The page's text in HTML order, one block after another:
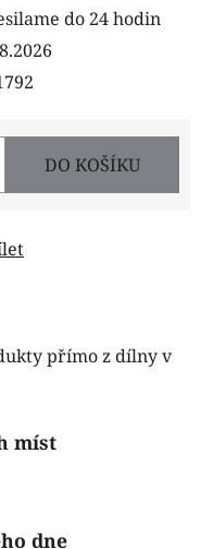
do 24 hodin
DO KOŠÍKU
přímo z dílny v
míst
dne